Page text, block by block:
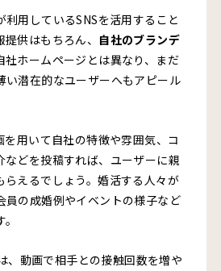
用しているSNSを活用すること
供はもちろん、 自社のブランデ
社ホームページとは異なり、まだ
い潜在的なユーザーへもアピール
を用いて自社の特徴や雰囲気、コ
などを投稿すれば、ユーザーに親
らえるでしょう。婚活する人々が
員の成婚例やイベントの様子など
、動画で相手との接触回数を増や